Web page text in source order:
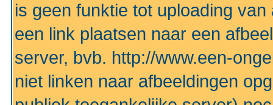
is geen funktie tot uploading
een link plaatsen naar een
server, bvb. http://www.een-
niet linken naar afbeeldingen